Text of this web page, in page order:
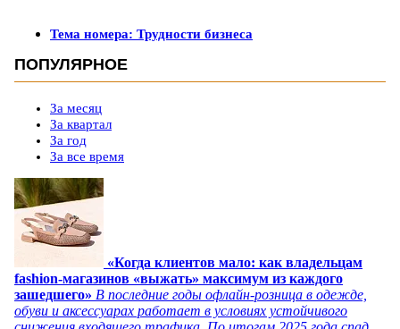
Тема номера: Трудности бизнеса
ПОПУЛЯРНОЕ
За месяц
За квартал
За год
За все время
«Когда клиентов мало: как владельцам
fashion-магазинов «выжать» максимум из каждого
зашедшего» В последние годы офлайн-розница в одежде,
обуви и аксессуарах работает в условиях устойчивого